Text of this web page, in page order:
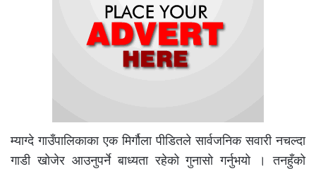
म्याग्दे गाउँपालिकाका एक मिर्गौला पीडितले सार्वजनिक सवारी नचल्दा
गाडी खोजेर आउनुपर्ने बाध्यता रहेको गुनासो गर्नुभयो । तनहुँको